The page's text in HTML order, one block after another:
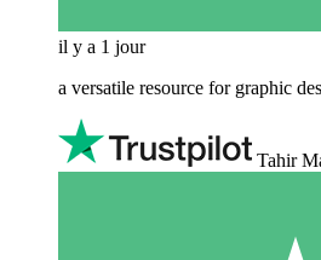
il y a 1 jour
a versatile resource for graphic
Tahir